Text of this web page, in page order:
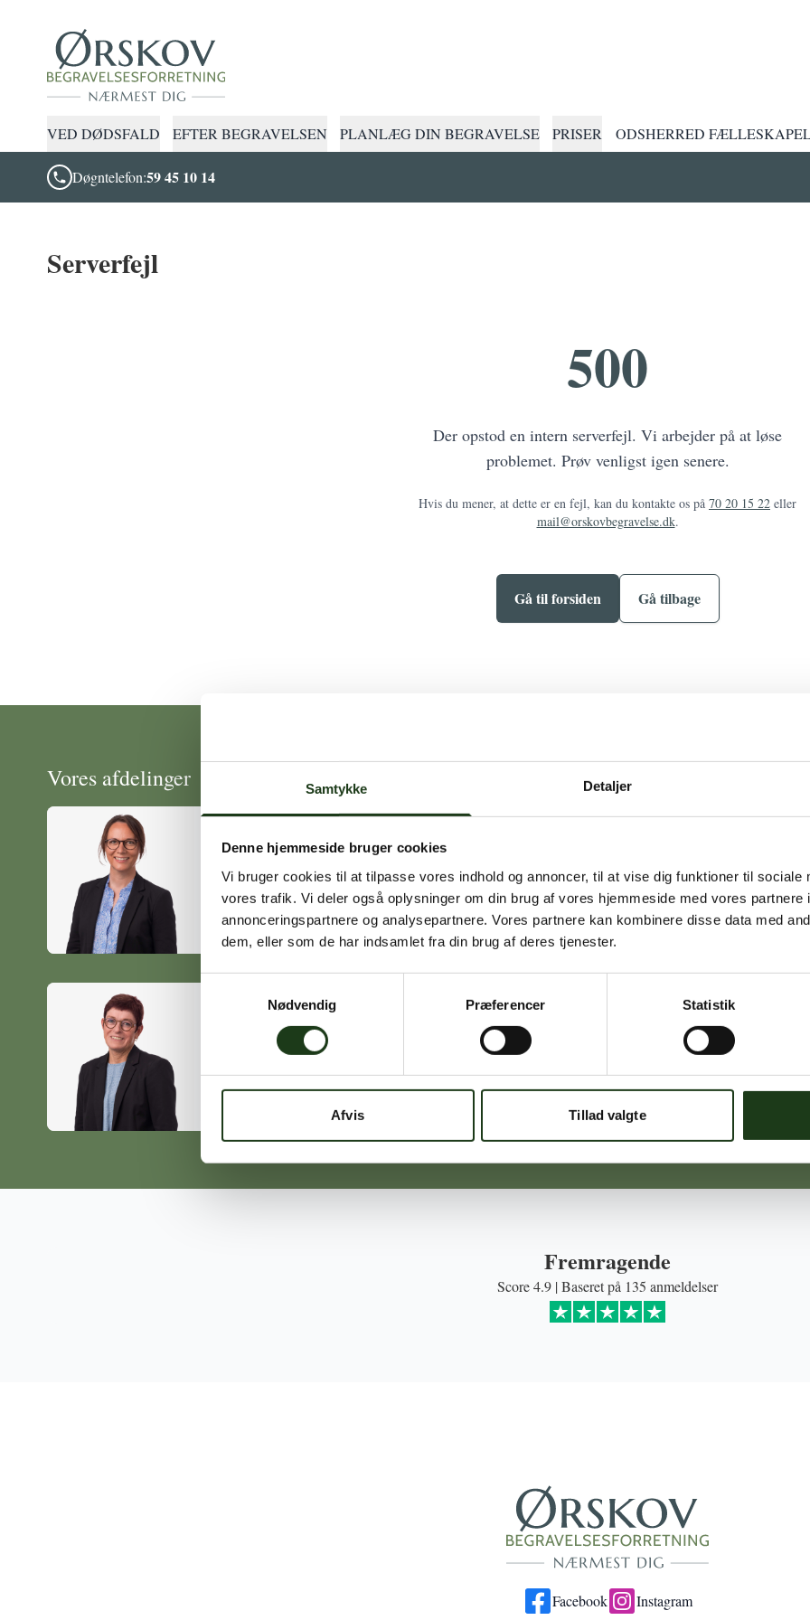
Samtykke Detaljer
Denne hjemmeside bruger cookies
Vi bruger cookies til at tilpasse vores indhold og annoncer, til at vise dig funktioner til sociale
vores trafik. Vi deler også oplysninger om din brug af vores hjemmeside med vores partnere
annonceringspartnere og analysepartnere. Vores partnere kan kombinere disse data med
dem, eller som de har indsamlet fra din brug af deres tjenester.
Samtykkevalg
Nødvendig
Præferencer Statistik
Afvis Tillad valgte
VED DØDSFALD EFTER BEGRAVELSEN PLANLÆG DIN BEGRAVELSE PRISER ODSHERRED
Døgntelefon:59 45 10 14
Serverfejl
500
Der opstod en intern serverfejl. Vi arbejder på at løse
problemet. Prøv venligst igen senere.
Hvis du mener, at dette er en fejl, kan du kontakte os på 70 20 15 22 eller
mail@orskovbegravelse.dk.
Gå til forsiden Gå tilbage
Vores afdelinger
Heidi Ørskov
Holbæk
59 45 10 14
Nykøbing Sj.
59 91 99 77
Birgitte Poulsen
59 31 75 95
Michael Ørskov
59 45 10 14
Fremragende
Score 4.9 | Baseret på 135 anmeldelser
Facebook
Instagram